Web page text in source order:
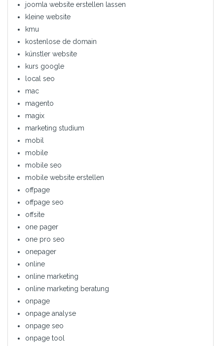
joomla website erstellen lassen
kleine website
kmu
kostenlose de domain
künstler website
kurs google
local seo
mac
magento
magix
marketing studium
mobil
mobile
mobile seo
mobile website erstellen
offpage
offpage seo
offsite
one pager
one pro seo
onepager
online
online marketing
online marketing beratung
onpage
onpage analyse
onpage seo
onpage tool